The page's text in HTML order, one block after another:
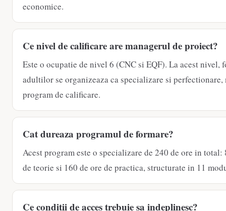
economice.
Ce nivel de calificare are managerul de proiect?
Este o ocupatie de nivel 6 (CNC si EQF). La acest nivel,
adultilor se organizeaza ca specializare si perfectionare,
program de calificare.
Cat dureaza programul de formare?
Acest program este o specializare de 240 de ore in total:
de teorie si 160 de ore de practica, structurate in 11
Ce conditii de acces trebuie sa indeplinesc?